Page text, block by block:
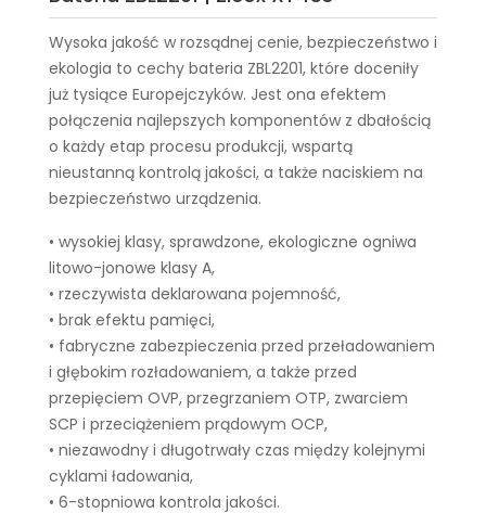
Wysoka jakość w rozsądnej cenie, bezpieczeństwo i
ekologia to cechy bateria ZBL2201, które doceniły
już tysiące Europejczyków. Jest ona efektem
połączenia najlepszych komponentów z dbałością
o każdy etap procesu produkcji, wspartą
nieustanną kontrolą jakości, a także naciskiem na
bezpieczeństwo urządzenia.
• wysokiej klasy, sprawdzone, ekologiczne ogniwa
litowo-jonowe klasy A,
• rzeczywista deklarowana pojemność,
• brak efektu pamięci,
• fabryczne zabezpieczenia przed przeładowaniem
i głębokim rozładowaniem, a także przed
przepięciem OVP, przegrzaniem OTP, zwarciem
SCP i przeciążeniem prądowym OCP,
• niezawodny i długotrwały czas między kolejnymi
cyklami ładowania,
• 6-stopniowa kontrola jakości.